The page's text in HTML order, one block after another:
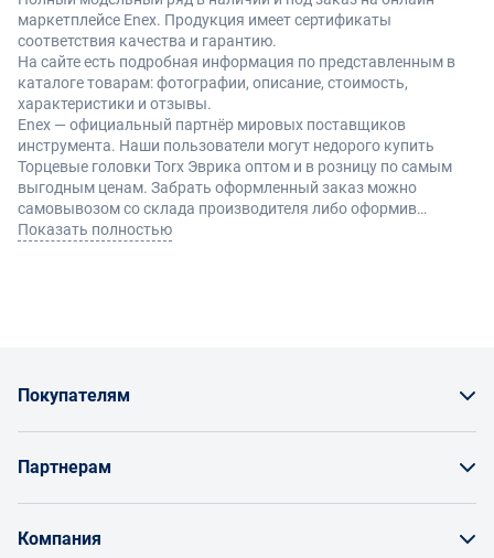
маркетплейсе Enex. Продукция имеет сертификаты
соответствия качества и гарантию.
На сайте есть подробная информация по представленным в
каталоге товарам: фотографии, описание, стоимость,
характеристики и отзывы.
Enex — официальный партнёр мировых поставщиков
инструмента. Наши пользователи могут недорого купить
Торцевые головки Torx Эврика оптом и в розницу по самым
выгодным ценам. Забрать оформленный заказ можно
самовывозом со склада производителя либо оформив
доставку по Москве и другие регионы России.
Показать полностью
Покупателям
Партнерам
Компания